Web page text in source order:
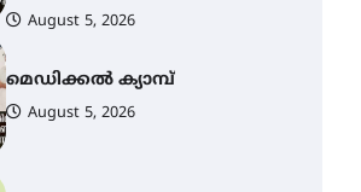
August 5, 2026
മെഡിക്കൽ ക്യാമ്പ്
August 5, 2026